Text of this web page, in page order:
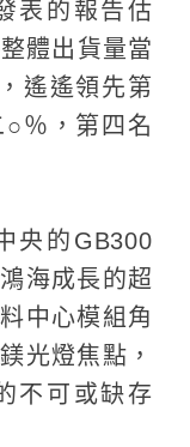
表的報告估
體出貨量當
遙遙領先第
％，第四名
央的GB300
海成長的超
中心模組角
光燈焦點，
不可或缺存